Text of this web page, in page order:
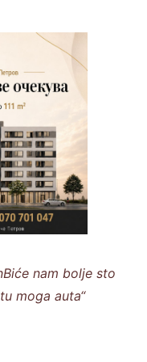
nam bolje sto
moga auta“